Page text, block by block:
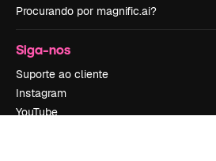
Procurando por magnific.ai?
Siga-nos
Suporte ao cliente
Instagram
YouTube